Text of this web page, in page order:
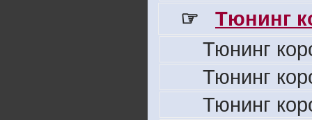
☞
Тюнинг
Тюнинг
Тюнинг
Тюнинг